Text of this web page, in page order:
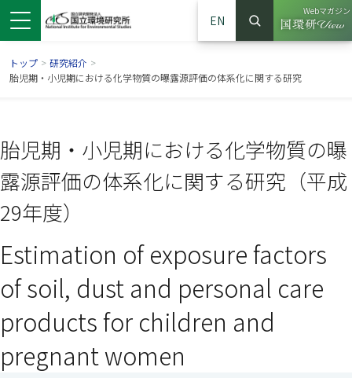
ウで開きます）
ンドウで開きます）
ウインドウで開きます）
EN
サイト内検索
検索
Webマガジン
（別ウイ
トップ > 研究紹介 >
胎児期・小児期における化学物質の曝露源評価の体系化に関する研究
胎児期・小児期における化学物質の曝
露源評価の体系化に関する研究（平成
29年度）
Estimation of exposure factors
of soil, dust and personal care
products for children and
pregnant women